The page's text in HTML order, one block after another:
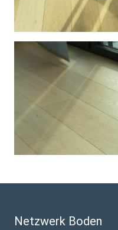
Netzwerk Boden